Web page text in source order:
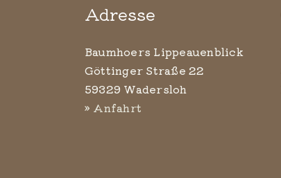
Adresse
Baumhoers Lippeauenblick
Göttinger Straße 22
59329 Wadersloh
» Anfahrt